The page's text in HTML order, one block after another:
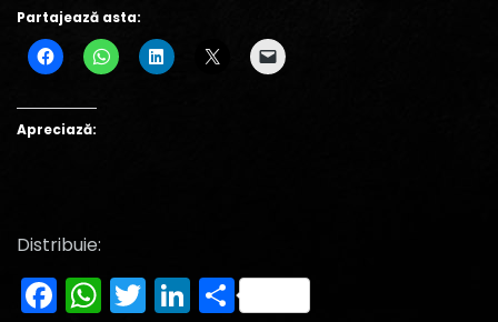
Partajează asta:
Apreciază:
Distribuie:
Facebook
WhatsApp
Twitter
LinkedIn
Partajează